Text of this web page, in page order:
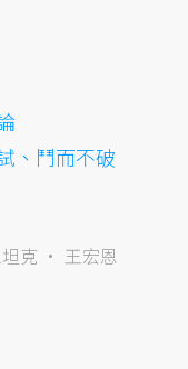
、鬥而不破
克 王宏恩